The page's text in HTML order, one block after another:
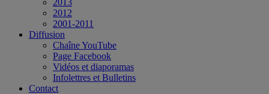
2013
2012
2001-2011
Diffusion
Chaîne YouTube
Page Facebook
Vidéos et diaporamas
Infolettres et Bulletins
Contact